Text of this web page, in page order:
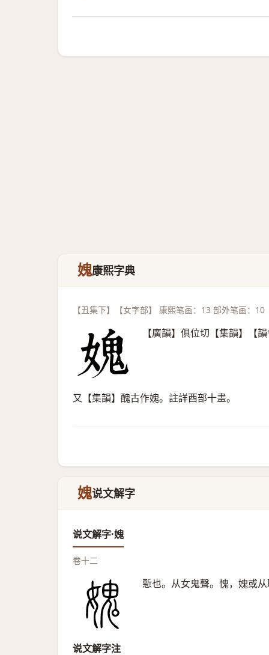
媿康熙字典
【丑集下】【女字部】 康熙笔画：13 部外笔画：10
【廣韻】俱位切【集韻】【
又【集韻】醜古作媿。註詳酉部十畫。
媿说文解字
说文解字·媿
卷十二
慙也。从女鬼聲。愧，媿或
说文解字注